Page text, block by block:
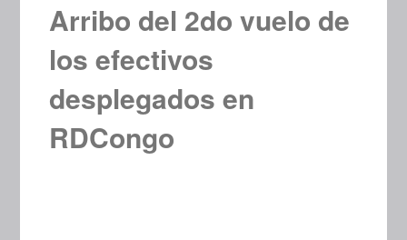
Arribo del 2do vuelo de
los efectivos
desplegados en
RDCongo